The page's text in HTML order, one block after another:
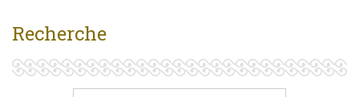
Recherche